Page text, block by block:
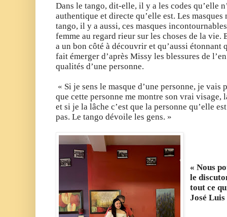
Dans le tango, dit-elle, il y a les codes qu’elle
authentique et directe qu’elle est. Les
tango, il y a aussi, ces masques
femme au regard rieur sur les choses de la vie.
a un bon côté à découvrir et qu’aussi étonnant
fait émerger d’après Missy les blessures de
qualités d’une personne.
« Si je sens le masque d’une personne, je vais
que cette personne me montre son vrai visage,
et si je la lâche c’est que la personne qu’elle
pas. Le tango dévoile les gens. »
« Nous
le
tout ce
José